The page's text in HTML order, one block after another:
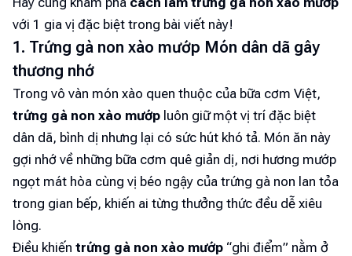
với 1 gia vị đặc biệt trong bài viết này!
1. Trứng gà non xào mướp Món dân dã gây
thương nhớ
Trong vô vàn món xào quen thuộc của bữa cơm Việt,
trứng gà non xào mướp luôn giữ một vị trí đặc biệt
dân dã, bình dị nhưng lại có sức hút khó tả. Món ăn này
gợi nhớ về những bữa cơm quê giản dị, nơi hương mướp
ngọt mát hòa cùng vị béo ngậy của trứng gà non lan tỏa
trong gian bếp, khiến ai từng thưởng thức đều dễ xiêu
lòng.
Điều khiến trứng gà non xào mướp “ghi điểm” nằm ở